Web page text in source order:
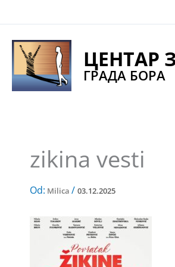
na
sadržaj
ЦЕНТАР
ГРАДА БОРА
zikina vesti
Od: Milica / 03.12.2025